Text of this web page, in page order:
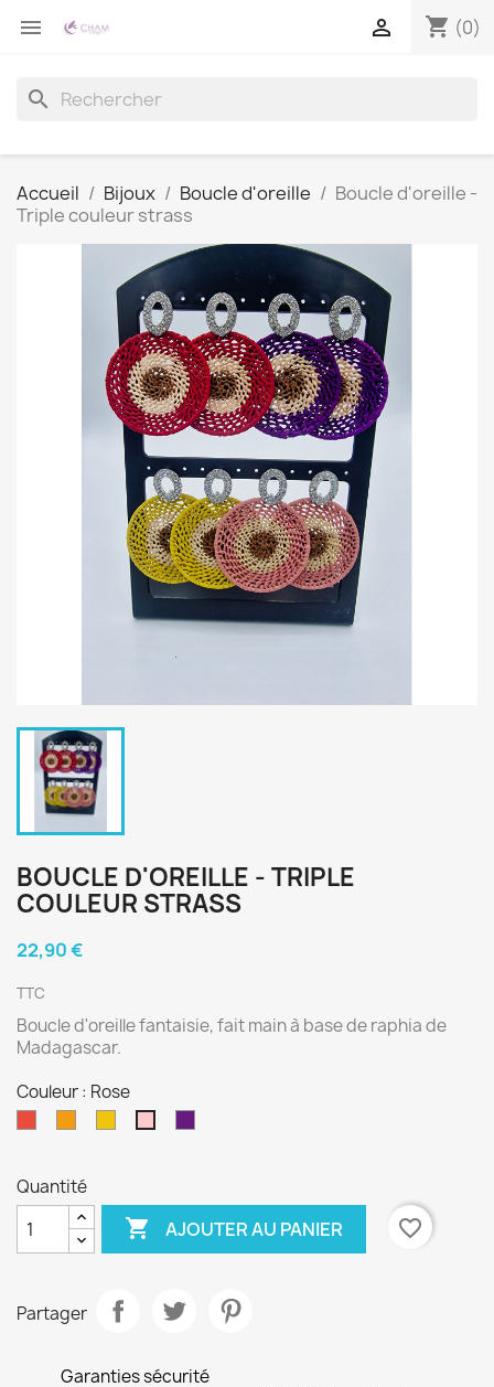
 shopping_cart (0)

search
Accueil Bijoux Boucle d'oreille
Boucle d'oreille -
Triple couleur strass
BOUCLE D'OREILLE - TRIPLE
COULEUR STRASS
22,90 €
TTC
Boucle d'oreille fantaisie, fait main à base de raphia de
Madagascar.
Couleur : Rose
Quantité
 AJOUTER AU PANIER favorite_border
Partager
Garanties sécurité